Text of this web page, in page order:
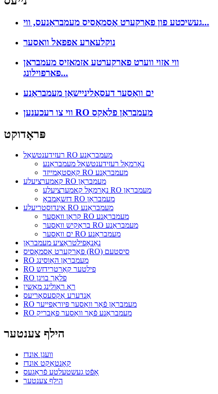
געשיכטע פון ​​פאַרקערט אָסמאָסיס מעמבראַנעס, ווי...
נוקלעארע אפפאל וואסער
ווי אזוי ווערט פארקערטע אזמאזיס מעמבראן
פארפוילונג...
ים וואַסער דעסאַליניישאַן מעמבראַנע
ווי צו רעכענען RO מעמבראַן פלאַקס
פּראָדוקט
רעזידענטשאַל RO מעמבראַנע
נאָרמאַל רעזידענטשאַל מעמבראַנע
קאַסטאַמייזד RO מעמבראַנע
קאמערציעלע RO מעמבראַן
נאָרמאַל קאמערציעלע RO מעמבראַן
דזשאַמבאָ RO מעמבראַן
אינדוסטריעלע RO מעמבראַנע
קראַן וואַסער RO מעמבראַנע
בראַקיש וואַסער RO מעמבראַנע
ים וואַסער RO מעמבראַנע
נאַנאָפילטראַציע מעמבראַן
פאַרקערט אָסמאָסיס (RO) סיסטעם
RO מעמבראַן האָוסינג
RO פילטער קאַרטרידזש
RO פלאַך בויגן
ראָ ראָולינג מאַשין
אַנדערע אַקסעסאָריעס
RO מעמבראַן פֿאַר וואַסער פּיוראַפייער
RO מעמבראַנע פֿאַר וואַסער פאַבריק
הילף צענטער
וועגן אונדז
קאָנטאַקט אונדז
אָפֿט געשטעלטע פֿראַגעס
הילף צענטער